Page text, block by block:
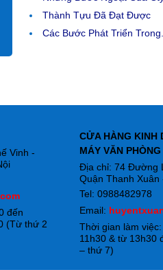
Thành Tựu Đã Đạt Được
Các Bước Phát Triển
Vinh -
đến
(Từ thứ 2
CỬA HÀNG KINH
MÁY VĂN PHÒNG
Địa chỉ: 74 Đường
Quận Thanh Xuân
Tel: 0988482978
Email:
Thời gian làm
11h30 & từ 13h30
– thứ 7)